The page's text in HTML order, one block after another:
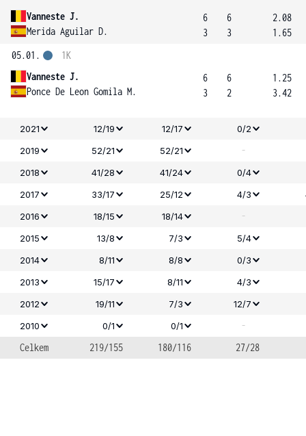
Vanneste J.
Merida Aguilar D.
6
3
6
3
2.08
1.65
05.01.
Vanneste J.
Ponce De Leon Gomila M.
1K
6
3
6
2
1.25
3.42
2021 12/19 12/17
0/2
2019
52/21 52/21 -
2018 41/28 41/24
0/4
2017
33/17 25/12 4/3
2016
18/15 18/14 -
2015 13/8 7/3
5/4
2014
8/11 8/8
0/3
2013
15/17 8/11 4/3
2012
19/11 7/3
12/7
2010
0/1 0/1
-
Celkem
219/155 180/116 27/28